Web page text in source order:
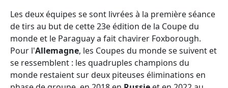
Les deux équipes se sont livrées à la première séance
de tirs au but de cette 23e édition de la Coupe du
monde et le Paraguay a fait chavirer Foxborough.
Pour l'Allemagne, les Coupes du monde se suivent et
se ressemblent : les quadruples champions du
monde restaient sur deux piteuses éliminations en